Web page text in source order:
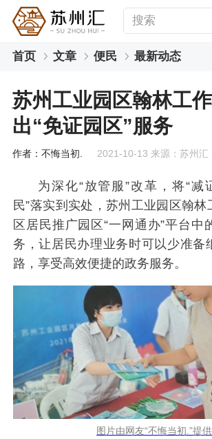
首页 文章 便民 最新动态
苏州工业园区翰林工
出“免证园区”服务
作者：不悔当初. 2021-10-13 来源：苏州汇
为深化“放管服”改革，将“减
民”落实到实处，苏州工业园区翰
区居民推广园区“一网通办”平台中
务，让居民办理业务时可以少准备
路，享受高效便捷的政务服务。
图片由网友“不悔当初.”提供